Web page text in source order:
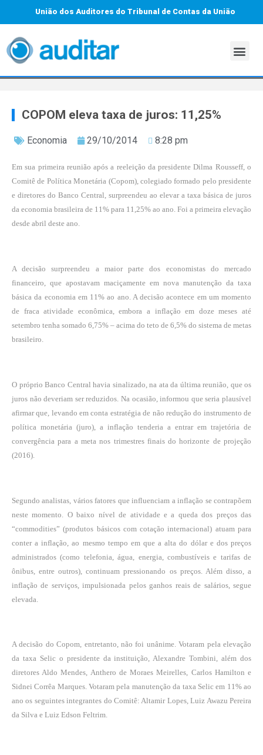
União dos Auditores do Tribunal de Contas da União
COPOM eleva taxa de juros: 11,25%
Economia 29/10/2014 8:28 pm
Em sua primeira reunião após a reeleição da presidente Dilma Rousseff, o
Comitê de Política Monetária (Copom), colegiado formado pelo presidente
e diretores do Banco Central, surpreendeu ao elevar a taxa básica de juros
da economia brasileira de 11% para 11,25% ao ano. Foi a primeira elevação
desde abril deste ano.
A decisão surpreendeu a maior parte dos economistas do mercado
financeiro, que apostavam maciçamente em nova manutenção da taxa
básica da economia em 11% ao ano. A decisão acontece em um momento
de fraca atividade econômica, embora a inflação em doze meses até
setembro tenha somado 6,75% – acima do teto de 6,5% do sistema de metas
brasileiro.
O próprio Banco Central havia sinalizado, na ata da última reunião, que os
juros não deveriam ser reduzidos. Na ocasião, informou que seria plausível
afirmar que, levando em conta estratégia de não redução do instrumento de
política monetária (juro), a inflação tenderia a entrar em trajetória de
convergência para a meta nos trimestres finais do horizonte de projeção
(2016).
Segundo analistas, vários fatores que influenciam a inflação se contrapõem
neste momento. O baixo nível de atividade e a queda dos preços das
“commodities” (produtos básicos com cotação internacional) atuam para
conter a inflação, ao mesmo tempo em que a alta do dólar e dos preços
administrados (como telefonia, água, energia, combustíveis e tarifas de
ônibus, entre outros), continuam pressionando os preços. Além disso, a
inflação de serviços, impulsionada pelos ganhos reais de salários, segue
elevada.
A decisão do Copom, entretanto, não foi unânime. Votaram pela elevação
da taxa Selic o presidente da instituição, Alexandre Tombini, além dos
diretores Aldo Mendes, Anthero de Moraes Meirelles, Carlos Hamilton e
Sidnei Corrêa Marques. Votaram pela manutenção da taxa Selic em 11% ao
ano os seguintes integrantes do Comitê: Altamir Lopes, Luiz Awazu Pereira
da Silva e Luiz Edson Feltrim.